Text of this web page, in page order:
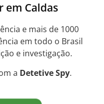
em Caldas
e mais de 1000
em todo o Brasil
e investigação.
a Detetive Spy.